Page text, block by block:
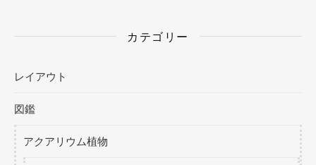
カテゴリー
レイアウト
図鑑
アクアリウム植物